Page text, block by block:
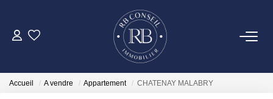
ACHETER
Accueil A vendre Appartement CHATENAY MALABRY